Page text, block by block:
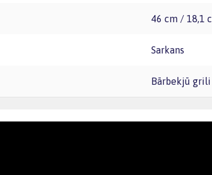
46 cm / 18,1
Sarkans
Bārbekjū grili